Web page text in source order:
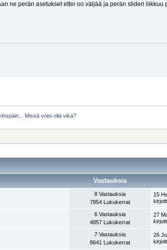
ne perän asetukset ettei oo väljää ja perän slideri liikkuu
Missä voisi olla vika?
Vastauksia
8 Vastauksia
7854 Lukukerrat
15
6 Vastauksia
4857 Lukukerrat
27
7 Vastauksia
8641 Lukukerrat
26